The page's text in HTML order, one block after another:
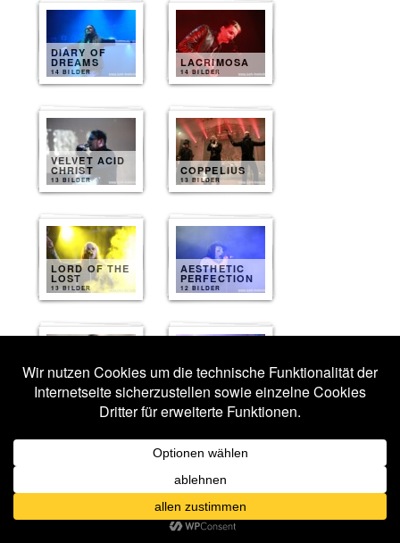
DIARY OF
DREAMS
14 BILDER
LACRIMOSA
14 BILDER
VELVET ACID
CHRIST
13 BILDER
COPPELIUS
13 BILDER
LORD OF THE
LOST
13 BILDER
AESTHETIC
PERFECTION
12 BILDER
AURELIO
VOLTAIRE
10 BILDER
ARTWORK
10 BILDER
DARKHAUS
ERIC FISH
AND FRIENDS
10 BILDER